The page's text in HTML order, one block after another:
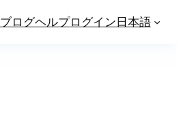
ブログヘルプログイン日本語